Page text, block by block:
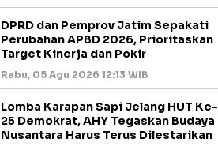
DPRD dan Pemprov Jatim Sepakati
Perubahan APBD 2026, Prioritaskan
Target Kinerja dan Pokir
Rabu, 05 Agu 2026 12:13 WIB
Lomba Karapan Sapi Jelang HUT Ke-
25 Demokrat, AHY Tegaskan Budaya
Nusantara Harus Terus Dilestarikan